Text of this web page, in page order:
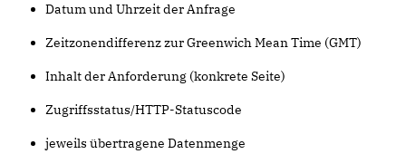
Datum und Uhrzeit der Anfrage
Zeitzonendifferenz zur Greenwich Mean Time (GMT)
Inhalt der Anforderung (konkrete Seite)
Zugriffsstatus/HTTP-Statuscode
jeweils übertragene Datenmenge